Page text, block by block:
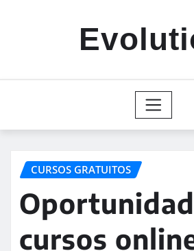
CURSOS GRATUITOS
cursos